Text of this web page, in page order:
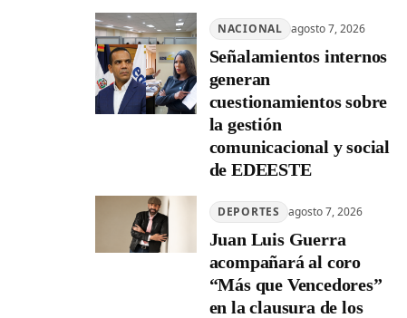
NACIONAL agosto 7, 2026
Señalamientos internos
generan
cuestionamientos sobre
la gestión
comunicacional y social
de EDEESTE
DEPORTES agosto 7, 2026
Juan Luis Guerra
acompañará al coro
“Más que Vencedores”
en la clausura de los